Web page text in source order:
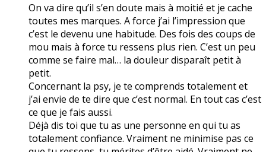
On va dire qu’il s’en doute mais à moitié et je cache
toutes mes marques. A force j’ai l’impression que
c’est le devenu une habitude. Des fois des coups de
mou mais à force tu ressens plus rien. C’est un peu
comme se faire mal… la douleur disparaît petit à
petit.
Concernant la psy, je te comprends totalement et
j’ai envie de te dire que c’est normal. En tout cas c’est
ce que je fais aussi.
Déjà dis toi que tu as une personne en qui tu as
totalement confiance. Vraiment ne minimise pas ce